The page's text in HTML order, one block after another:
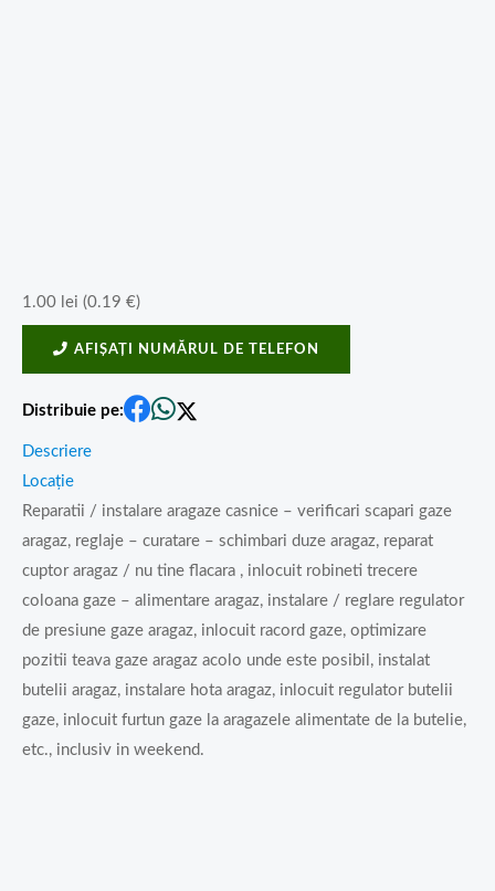
1.00 lei (0.19 €)
AFIȘAȚI NUMĂRUL DE TELEFON
Distribuie pe:
Descriere
Locație
Reparatii / instalare aragaze casnice – verificari scapari gaze
aragaz, reglaje – curatare – schimbari duze aragaz, reparat
cuptor aragaz / nu tine flacara , inlocuit robineti trecere
coloana gaze – alimentare aragaz, instalare / reglare regulator
de presiune gaze aragaz, inlocuit racord gaze, optimizare
pozitii teava gaze aragaz acolo unde este posibil, instalat
butelii aragaz, instalare hota aragaz, inlocuit regulator butelii
gaze, inlocuit furtun gaze la aragazele alimentate de la butelie,
etc., inclusiv in weekend.